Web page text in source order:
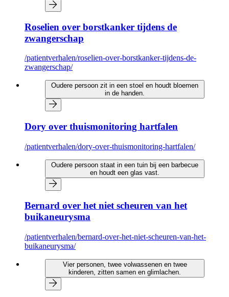
Roselien over borstkanker tijdens de
zwangerschap
/patientverhalen/roselien-over-borstkanker-tijdens-de-
zwangerschap/
Oudere persoon zit in een stoel en houdt bloemen
in de handen.
Dory over thuismonitoring hartfalen
/patientverhalen/dory-over-thuismonitoring-hartfalen/
Oudere persoon staat in een tuin bij een barbecue
en houdt een glas vast.
Bernard over het niet scheuren van het
buikaneurysma
/patientverhalen/bernard-over-het-niet-scheuren-van-het-
buikaneurysma/
Vier personen, twee volwassenen en twee
kinderen, zitten samen en glimlachen.